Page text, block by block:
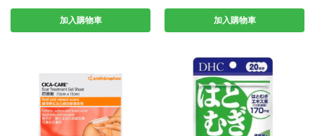
加入購物車 加入購物車